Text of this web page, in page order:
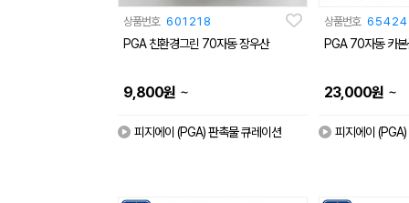
상품번호 601218
PGA 친환경그린 70자동 장우산
9,800원 ~
피지에이 (PGA) 판촉물 큐레이션
상품번호
PGA 70자동 카
23,000원 ~
피지에이